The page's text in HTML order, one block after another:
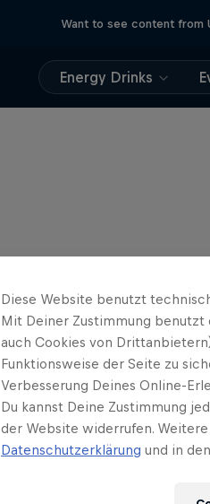
Want to see content from
Energy Drinks
Diese Website benutzt
Mit Deiner Zustimmung benutzt
auch Cookies von
Funktionsweise der Seite zu
Verbesserung Deines Online-
Du kannst Deine Zustimmung
der Website widerrufen.
Datenschutzerklärung und in